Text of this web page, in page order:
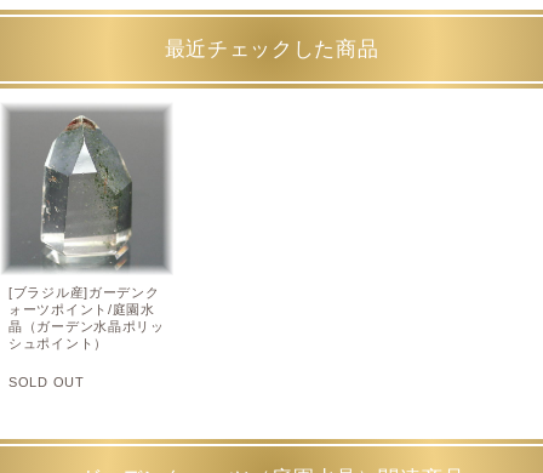
最近チェックした商品
[ブラジル産]ガーデンク
ォーツポイント/庭園水
晶（ガーデン水晶ポリッ
シュポイント）
SOLD OUT